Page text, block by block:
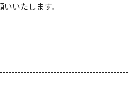
いたします。